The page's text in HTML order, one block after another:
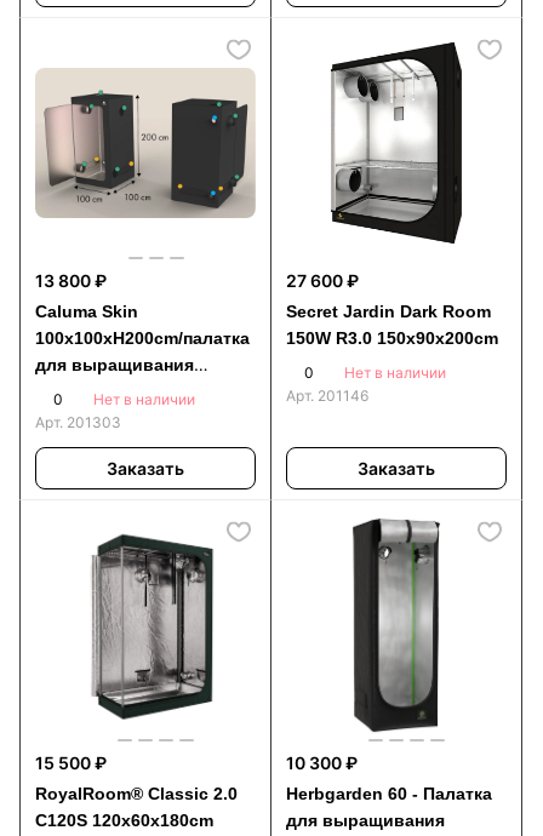
13 800 ₽
Caluma Skin
100x100xH200cm/палатка
для выращивания
растений
0
Нет в наличии
Арт. 201303
Заказать
27 600 ₽
Secret Jardin Dark Room
150W R3.0 150x90x200cm
0
Нет в наличии
Арт. 201146
Заказать
15 500 ₽
RoyalRoom® Classic 2.0
C120S 120x60x180cm
10 300 ₽
Herbgarden 60 - Палатка
для выращивания